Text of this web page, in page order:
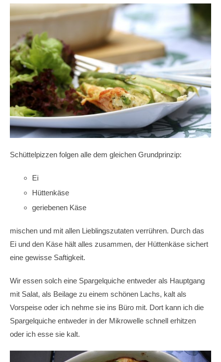
Schüttelpizzen folgen alle dem gleichen Grundprinzip:
Ei
Hüttenkäse
geriebenen Käse
mischen und mit allen Lieblingszutaten verrühren. Durch das
Ei und den Käse hält alles zusammen, der Hüttenkäse sichert
eine gewisse Saftigkeit.
Wir essen solch eine Spargelquiche entweder als Hauptgang
mit Salat, als Beilage zu einem schönen Lachs, kalt als
Vorspeise oder ich nehme sie ins Büro mit. Dort kann ich die
Spargelquiche entweder in der Mikrowelle schnell erhitzen
oder ich esse sie kalt.